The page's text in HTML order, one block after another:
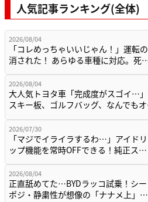
人気記事ランキング(全体)
2026/08/04
「コレめっちゃいいじゃん！」運転
消された！ あらゆる車種に対応。死
2026/08/04
大人気トヨタ車「完成度がスゴイ…」
スキー板、ゴルフバッグ、なんでも
2026/07/30
「マジでイライラするわ…」アイド
ップ機能を常時OFFできる！純正ス…
2026/08/04
正直舐めてた…BYDラッコ試乗！シ
ポジ・静粛性が想像の「ナナメ上」…